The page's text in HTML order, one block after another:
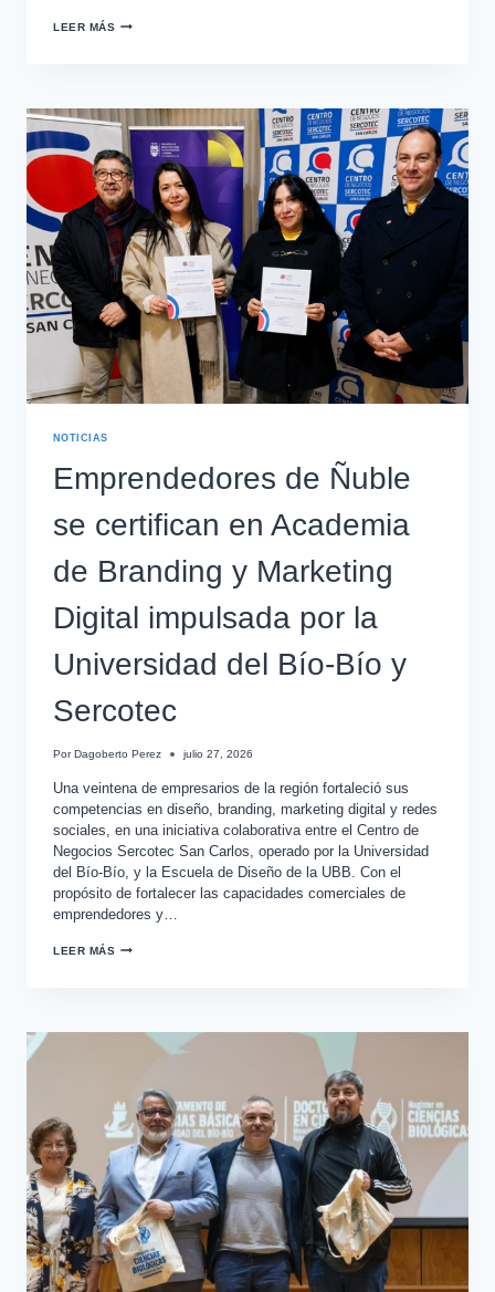
LEER MÁS
NOTICIAS
Emprendedores de Ñuble
se certifican en Academia
de Branding y Marketing
Digital impulsada por la
Universidad del Bío-Bío y
Sercotec
Por Dagoberto Perez julio 27, 2026
Una veintena de empresarios de la región fortaleció sus
competencias en diseño, branding, marketing digital y redes
sociales, en una iniciativa colaborativa entre el Centro de
Negocios Sercotec San Carlos, operado por la Universidad
del Bío-Bío, y la Escuela de Diseño de la UBB. Con el
propósito de fortalecer las capacidades comerciales de
emprendedores y…
LEER MÁS